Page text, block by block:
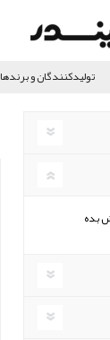
تولیدکنندگان و برندها
بده